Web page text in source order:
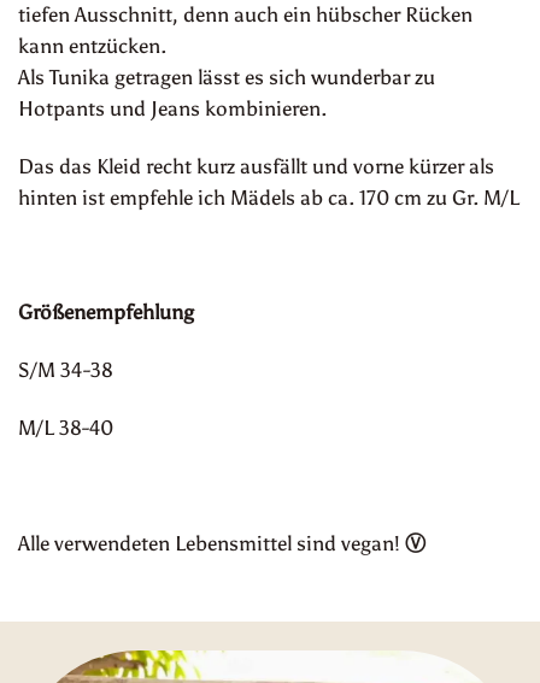
tiefen Ausschnitt, denn auch ein hübscher Rücken
kann entzücken.
Als Tunika getragen lässt es sich wunderbar zu
Hotpants und Jeans kombinieren.
Das das Kleid recht kurz ausfällt und vorne kürzer als
hinten ist empfehle ich Mädels ab ca. 170 cm zu Gr. M/L
Größenempfehlung
S/M 34-38
M/L 38-40
Alle verwendeten Lebensmittel sind vegan! Ⓥ